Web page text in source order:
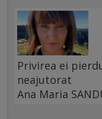
Privirea ei
neajutorat
Ana Maria